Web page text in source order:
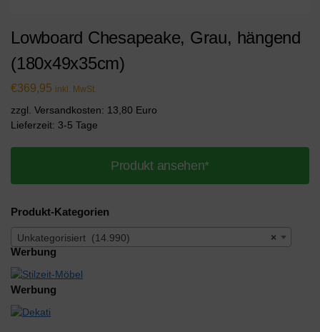
Lowboard Chesapeake, Grau, hängend
(180x49x35cm)
€369,95 inkl. MwSt.
zzgl. Versandkosten: 13,80 Euro
Lieferzeit: 3-5 Tage
Produkt ansehen*
Produkt-Kategorien
×
Unkategorisiert (14.990)
Werbung
Werbung